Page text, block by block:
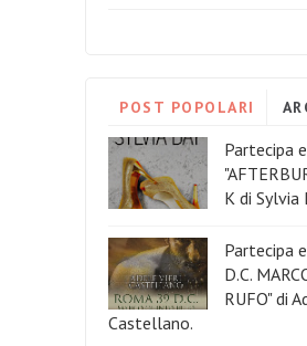
POST POPOLARI
Partecipa
K di Sylvia
Partecipa
D.C.
RUFO" di
Castellano.